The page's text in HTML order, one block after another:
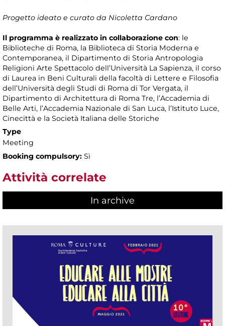
Progetto ideato e curato da Nicoletta Cardano
Il programma è realizzato in collaborazione con: le
Biblioteche di Roma, la Biblioteca di Storia Moderna e
Contemporanea, il Dipartimento di Storia Antropologia
Religioni Arte Spettacolo dell’Università La Sapienza, il corso
di Laurea in Beni Culturali della facoltà di Lettere e Filosofia
dell’Università degli Studi di Roma di Tor Vergata, il
Dipartimento di Architettura di Roma Tre, l’Accademia di
Belle Arti, l’Accademia Nazionale di San Luca, l’Istituto Luce,
Cinecittà e la Società Italiana delle Storiche
Type
Meeting
Booking compulsory: Sì
Attività correlate
In archive